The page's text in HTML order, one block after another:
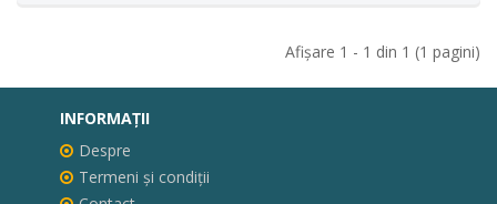
Afişare 1 - 1 din 1 (1 pagini)
INFORMAŢII
Despre
Termeni și condiții